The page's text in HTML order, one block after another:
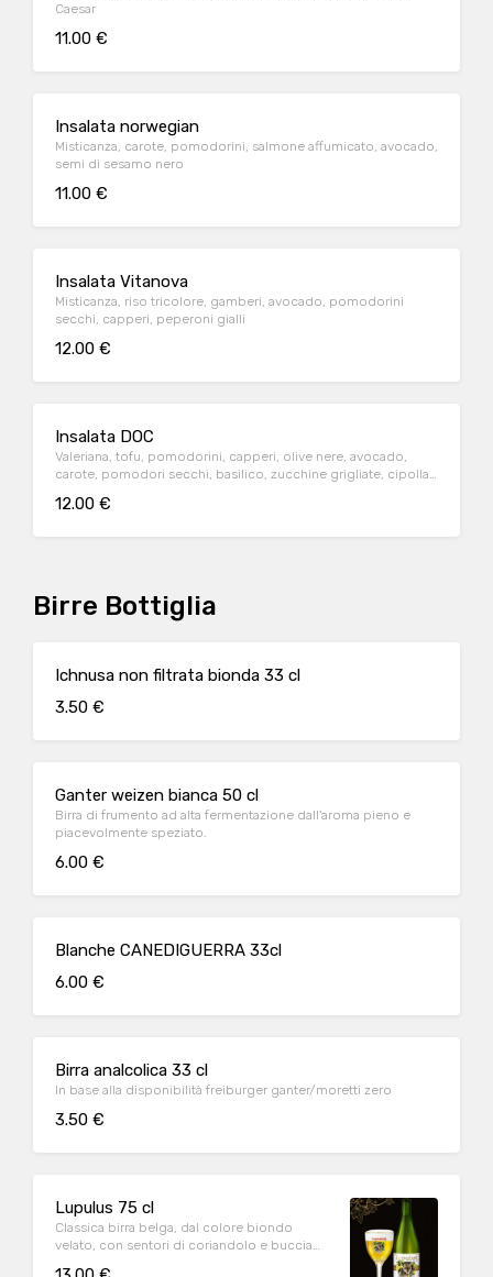
Caesar
11.00 €
Insalata norwegian
Misticanza, carote, pomodorini, salmone affumicato, avocado,
semi di sesamo nero
11.00 €
Insalata Vitanova
Misticanza, riso tricolore, gamberi, avocado, pomodorini
secchi, capperi, peperoni gialli
12.00 €
Insalata DOC
Valeriana, tofu, pomodorini, capperi, olive nere, avocado,
carote, pomodori secchi, basilico, zucchine grigliate, cipolla
12.00 €
Birre Bottiglia
Ichnusa non filtrata bionda 33 cl
3.50 €
Ganter weizen bianca 50 cl
Birra di frumento ad alta fermentazione dall'aroma pieno e
piacevolmente speziato.
6.00 €
Blanche CANEDIGUERRA 33cl
6.00 €
Birra analcolica 33 cl
In base alla disponibilità freiburger ganter/moretti zero
3.50 €
Lupulus 75 cl
Classica birra belga, dal colore biondo
velato, con sentori di coriandolo e buccia